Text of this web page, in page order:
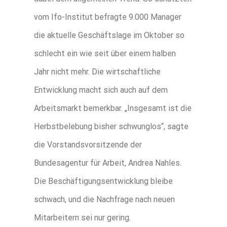
vom Ifo-Institut befragte 9.000 Manager
die aktuelle Geschäftslage im Oktober so
schlecht ein wie seit über einem halben
Jahr nicht mehr. Die wirtschaftliche
Entwicklung macht sich auch auf dem
Arbeitsmarkt bemerkbar. „Insgesamt ist die
Herbstbelebung bisher schwunglos“, sagte
die Vorstandsvorsitzende der
Bundesagentur für Arbeit, Andrea Nahles.
Die Beschäftigungsentwicklung bleibe
schwach, und die Nachfrage nach neuen
Mitarbeitern sei nur gering.